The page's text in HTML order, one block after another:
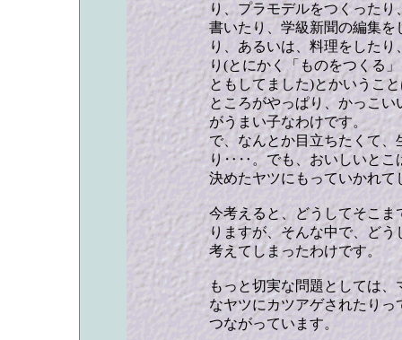
り、プラモデルをつくった
書いたり、学級新聞の編集
り、あるいは、料理をした
り(とにかく「ものをつくる
ともしてました)とかいうこ
ところがやっぱり、かっこ
がうまい子なわけです。
で、なんとか目立ちたくて
り‥‥。でも、おいしいとこ
決めたヤツにもっていかれ
今考えると、どうしてそこ
りますが、そんな中で、ど
考えてしまったわけです。
もっと切実な問題としては
なヤツにカツアゲされたり
つながっています。